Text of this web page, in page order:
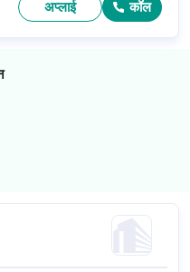
पद और कंपनी की नीतियों के
अप्लाई कॉल